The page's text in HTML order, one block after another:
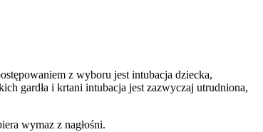
z wyboru jest intubacja dziecka,
gardła i krtani intubacja jest zazwyczaj utrudniona,
wymaz z nagłośni.